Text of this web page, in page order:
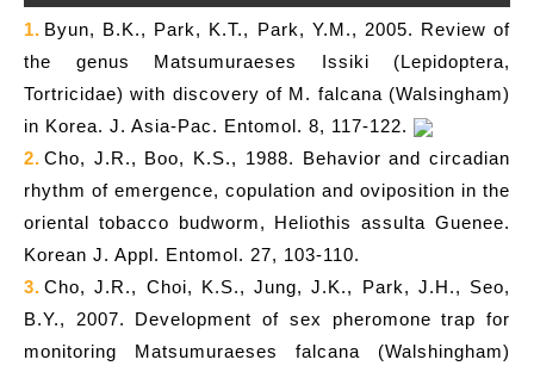
1. Byun, B.K., Park, K.T., Park, Y.M., 2005. Review of
the genus Matsumuraeses Issiki (Lepidoptera,
Tortricidae) with discovery of M. falcana (Walsingham)
in Korea. J. Asia-Pac. Entomol. 8, 117-122.
2. Cho, J.R., Boo, K.S., 1988. Behavior and circadian
rhythm of emergence, copulation and oviposition in the
oriental tobacco budworm, Heliothis assulta Guenee.
Korean J. Appl. Entomol. 27, 103-110.
3. Cho, J.R., Choi, K.S., Jung, J.K., Park, J.H., Seo,
B.Y., 2007. Development of sex pheromone trap for
monitoring Matsumuraeses falcana (Walshingham)